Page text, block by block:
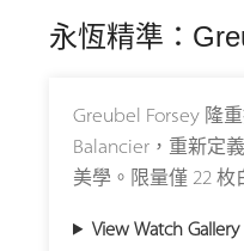
Greubel Forsey 隆
Balancier，重新定
美學。限量僅 22 枚
View Watch Gallery